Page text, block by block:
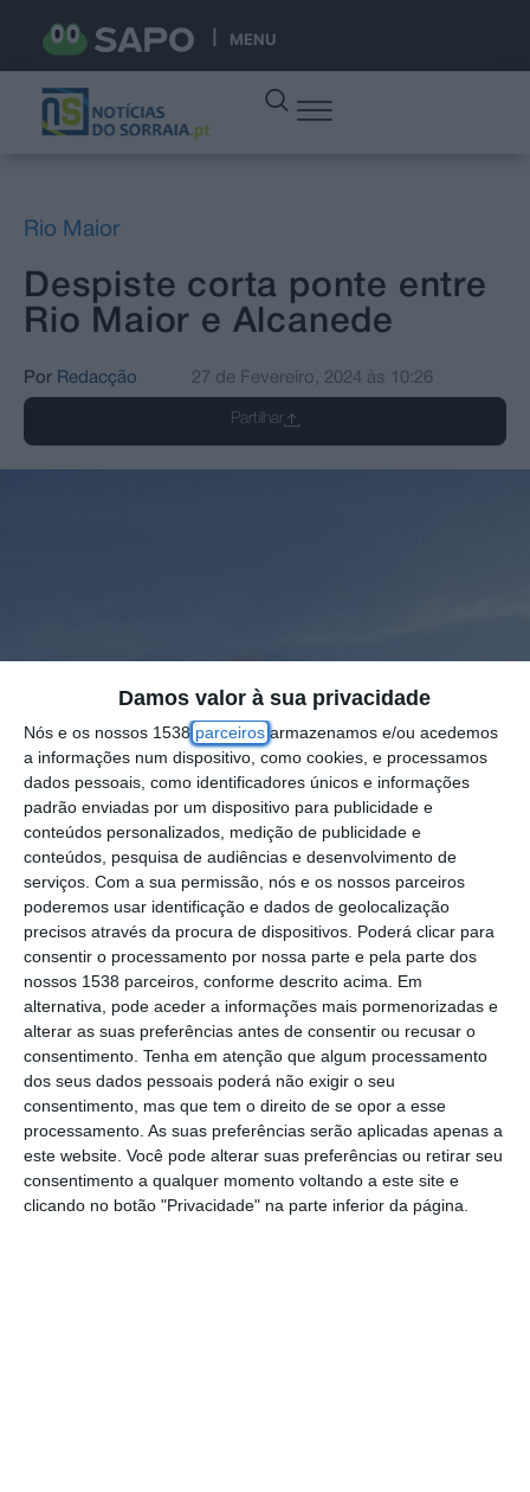
Damos valor à sua privacidade
Nós e os nossos 1538 parceiros armazenamos e/ou acedemos
a informações num dispositivo, como cookies, e processamos
dados pessoais, como identificadores únicos e informações
padrão enviadas por um dispositivo para publicidade e
conteúdos personalizados, medição de publicidade e
conteúdos, pesquisa de audiências e desenvolvimento de
serviços. Com a sua permissão, nós e os nossos parceiros
poderemos usar identificação e dados de geolocalização
precisos através da procura de dispositivos. Poderá clicar para
consentir o processamento por nossa parte e pela parte dos
nossos 1538 parceiros, conforme descrito acima. Em
alternativa, pode aceder a informações mais pormenorizadas e
alterar as suas preferências antes de consentir ou recusar o
consentimento. Tenha em atenção que algum processamento
dos seus dados pessoais poderá não exigir o seu
consentimento, mas que tem o direito de se opor a esse
processamento. As suas preferências serão aplicadas apenas a
este website. Você pode alterar suas preferências ou retirar seu
consentimento a qualquer momento voltando a este site e
clicando no botão "Privacidade" na parte inferior da página.
MENU
Rio Maior
Despiste corta ponte entre
Rio Maior e Alcanede
Por Redacção 27 de Fevereiro, 2024 às 10:26
Partilhar
O despiste de uma viatura pesada de
mercadorias, corrida ao início da manhã